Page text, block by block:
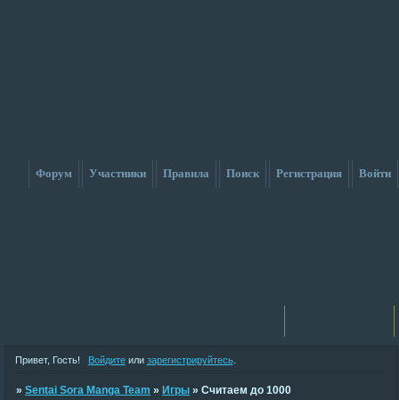
Форум Участники Правила Поиск Регистрация Войти
Привет, Гость! Войдитеили зарегистрируйтесь.
»Sentai Sora Manga Team »Игры »Считаем до 1000